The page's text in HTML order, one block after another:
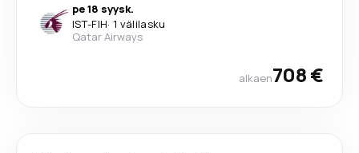
pe 18 syysk.
IST-FIH· 1 välilasku
Qatar Airways
alkaen708 €